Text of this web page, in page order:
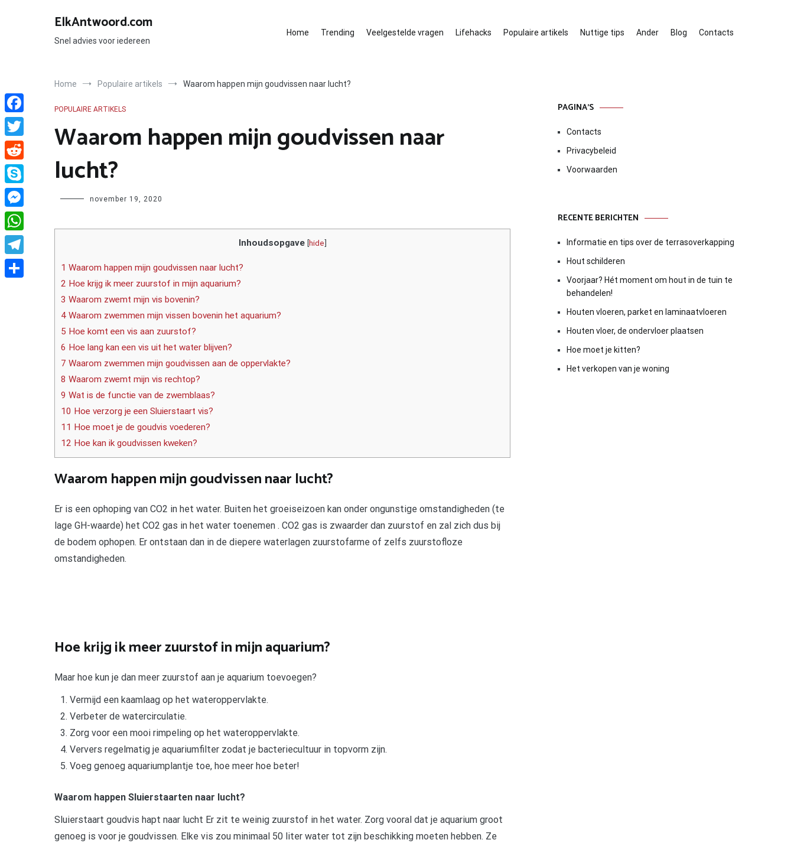
ElkAntwoord.com
Snel advies voor iedereen
Home Trending Veelgestelde vragen Lifehacks Populaire artikels Nuttige tips Ander Blog Contacts
Home Populaire artikels Waarom happen mijn goudvissen naar lucht?
POPULAIRE ARTIKELS
Waarom happen mijn goudvissen naar
lucht?
Author november 19, 2020
Inhoudsopgave [hide]
1 Waarom happen mijn goudvissen naar lucht?
2 Hoe krijg ik meer zuurstof in mijn aquarium?
3 Waarom zwemt mijn vis bovenin?
4 Waarom zwemmen mijn vissen bovenin het aquarium?
5 Hoe komt een vis aan zuurstof?
6 Hoe lang kan een vis uit het water blijven?
7 Waarom zwemmen mijn goudvissen aan de oppervlakte?
8 Waarom zwemt mijn vis rechtop?
9 Wat is de functie van de zwemblaas?
10 Hoe verzorg je een Sluierstaart vis?
11 Hoe moet je de goudvis voederen?
12 Hoe kan ik goudvissen kweken?
Waarom happen mijn goudvissen naar lucht?
Er is een ophoping van CO2 in het water. Buiten het groeiseizoen kan onder ongunstige omstandigheden (te
lage GH-waarde) het CO2 gas in het water toenemen . CO2 gas is zwaarder dan zuurstof en zal zich dus bij
de bodem ophopen. Er ontstaan dan in de diepere waterlagen zuurstofarme of zelfs zuurstofloze
omstandigheden.
Hoe krijg ik meer zuurstof in mijn aquarium?
Maar hoe kun je dan meer zuurstof aan je aquarium toevoegen?
Vermijd een kaamlaag op het wateroppervlakte.
Verbeter de watercirculatie.
Zorg voor een mooi rimpeling op het wateroppervlakte.
Ververs regelmatig je aquariumfilter zodat je bacteriecultuur in topvorm zijn.
Voeg genoeg aquariumplantje toe, hoe meer hoe beter!
Waarom happen Sluierstaarten naar lucht?
Sluierstaart goudvis hapt naar lucht Er zit te weinig zuurstof in het water. Zorg vooral dat je aquarium groot
genoeg is voor je goudvissen. Elke vis zou minimaal 50 liter water tot zijn beschikking moeten hebben. Ze
PAGINA’S
Contacts
Privacybeleid
Voorwaarden
RECENTE BERICHTEN
Informatie en tips over de terrasoverkapping
Hout schilderen
Voorjaar? Hét moment om hout in de tuin te
behandelen!
Houten vloeren, parket en laminaatvloeren
Houten vloer, de ondervloer plaatsen
Hoe moet je kitten?
Het verkopen van je woning
Facebook
Twitter
Reddit
Skype
Messenger
WhatsApp
Telegram